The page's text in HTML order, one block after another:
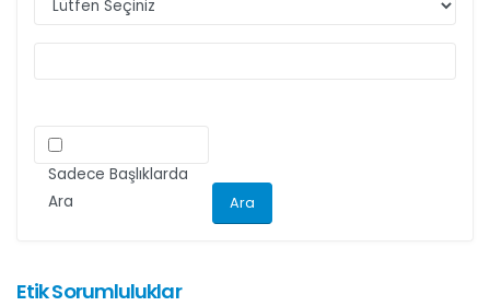
makalelerini düzenlemeleri önemle rica olunur.
Sadece Başlıklarda
Ara
Etik Sorumluluklar